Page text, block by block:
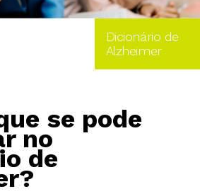
Dicionário de
Alzheimer
se pode
no
de